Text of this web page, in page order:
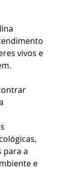
vivos e
para a
e